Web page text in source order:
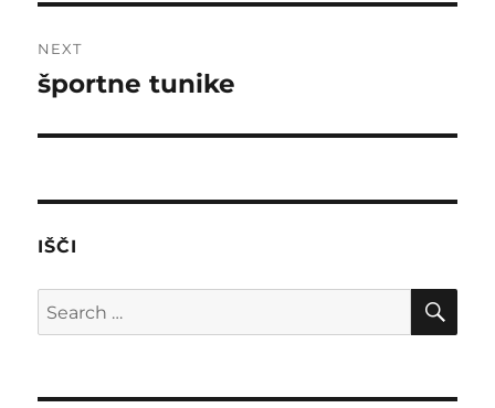
NEXT
Next
športne tunike
IŠČI
Search
for: